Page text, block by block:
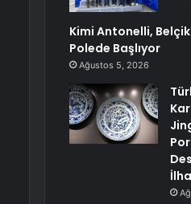
Kimi Antonelli,
Polede Başlıyor
Ağustos 5, 2026